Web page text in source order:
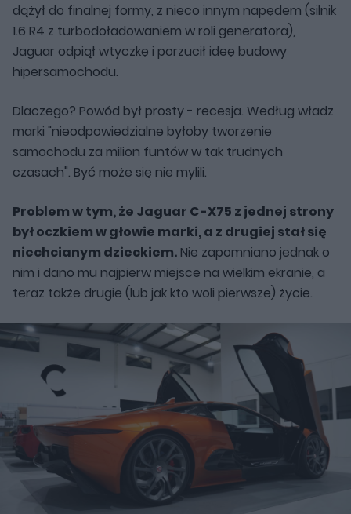
dążył do finalnej formy, z nieco innym napędem (silnik
1.6 R4 z turbodoładowaniem w roli generatora),
Jaguar odpiął wtyczkę i porzucił ideę budowy
hipersamochodu.
Dlaczego? Powód był prosty - recesja. Według władz
marki "nieodpowiedzialne byłoby tworzenie
samochodu za milion funtów w tak trudnych
czasach". Być może się nie mylili.
Problem w tym, że Jaguar C-X75 z jednej strony
był oczkiem w głowie marki, a z drugiej stał się
niechcianym dzieckiem. Nie zapomniano jednak o
nim i dano mu najpierw miejsce na wielkim ekranie, a
teraz także drugie (lub jak kto woli pierwsze) życie.